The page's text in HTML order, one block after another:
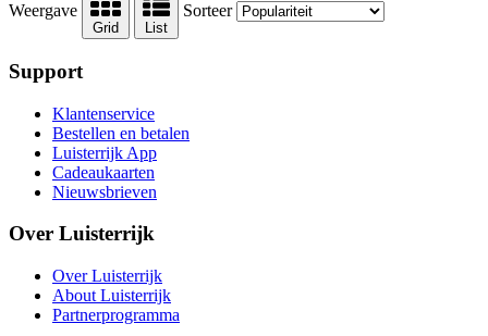
Weergave
Grid List
Sorteer
Support
Klantenservice
Bestellen en betalen
Luisterrijk App
Cadeaukaarten
Nieuwsbrieven
Over Luisterrijk
Over Luisterrijk
About Luisterrijk
Partnerprogramma